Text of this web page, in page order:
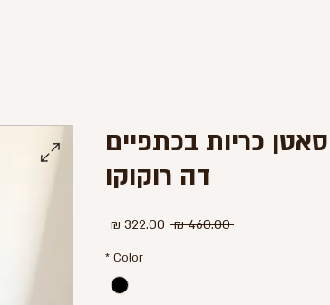
כריות בכתפיים
דה רוקוקו
‏460.00 ‏₪
מחיר
Color
*